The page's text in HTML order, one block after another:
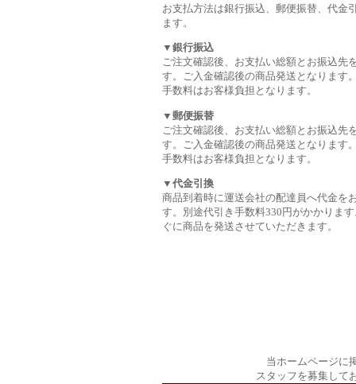
お支払方法は銀行振込、郵便振替、代金
ます。
▼銀行振込
ご注文確認後、お支払い総額とお振込先
す。ご入金確認後の商品発送となります
手数料はお客様負担となります。
▼郵便振替
ご注文確認後、お支払い総額とお振込先
す。ご入金確認後の商品発送となります
手数料はお客様負担となります。
▼代金引換
商品到着時に運送会社の配達員へ代金を
す。別途代引き手数料330円がかかりま
ぐに商品を発送させていただきます。
当ホームページに
スタッフを募集して